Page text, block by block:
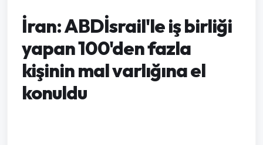
İran: ABDİsrail'le iş birliği
yapan 100'den fazla
kişinin mal varlığına el
konuldu